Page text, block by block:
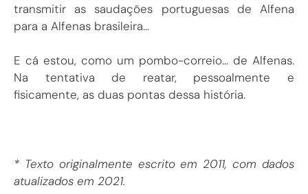
transmitir as saudações portuguesas de Alfena
para a Alfenas brasileira…
E cá estou, como um pombo-correio… de Alfenas.
Na tentativa de reatar, pessoalmente e
fisicamente, as duas pontas dessa história.
* Texto originalmente escrito em 2011, com dados
atualizados em 2021.